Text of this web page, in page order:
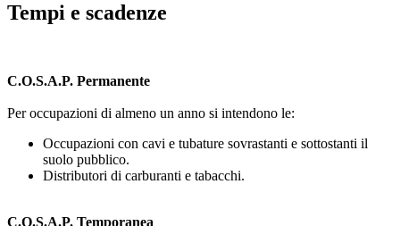
Tempi e scadenze
C.O.S.A.P. Permanente
Per occupazioni di almeno un anno si intendono le:
Occupazioni con cavi e tubature sovrastanti e sottostanti il
suolo pubblico.
Distributori di carburanti e tabacchi.
C.O.S.A.P. Temporanea